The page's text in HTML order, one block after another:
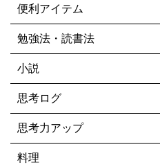
便利アイテム
勉強法・読書法
小説
思考ログ
思考力アップ
料理